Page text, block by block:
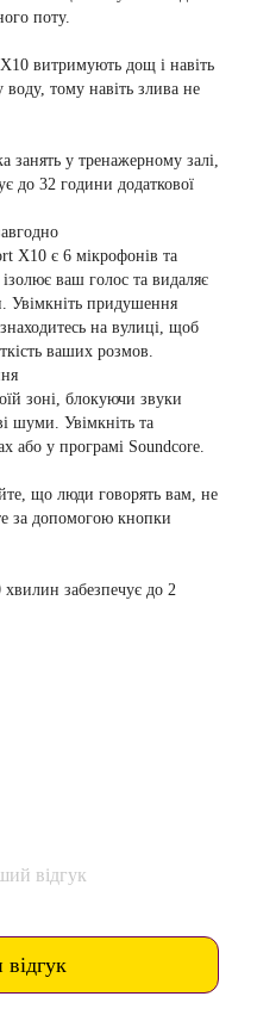
поту.
витримують дощ і навіть
тому навіть злива не
занять у тренажерному залі,
до 32 години додаткової
X10 є 6 мікрофонів та
ваш голос та видаляє
Увімкніть придушення
на вулиці, щоб
ваших розмов.
зоні, блокуючи звуки
шуми. Увімкніть та
або у програмі Soundcore.
що люди говорять вам, не
за допомогою кнопки
забезпечує до 2
відгук